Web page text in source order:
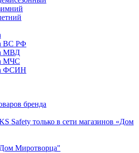
ВС РФ
МВД
МЧС
ФСИН
бренда
Safety только в сети магазинов «Дом
Миротворца"